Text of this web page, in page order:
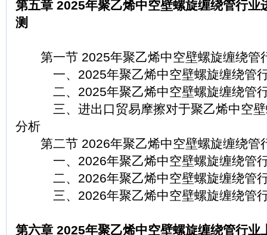
第五章 2025年聚乙烯中空壁螺旋缠绕管行业
测
第一节 2025年聚乙烯中空壁螺旋缠绕管
一、2025年聚乙烯中空壁螺旋缠绕管行
二、2025年聚乙烯中空壁螺旋缠绕管行
三、进出口贸易摩擦对于聚乙烯中空壁
分析
第二节 2026年聚乙烯中空壁螺旋缠绕管
一、2026年聚乙烯中空壁螺旋缠绕管行
二、2026年聚乙烯中空壁螺旋缠绕管行
三、2026年聚乙烯中空壁螺旋缠绕管行
第六章 2025年聚乙烯中空壁螺旋缠绕管行业